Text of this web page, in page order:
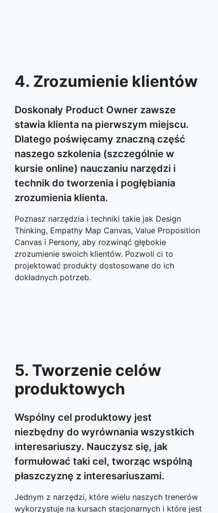
4. Zrozumienie klientów
Doskonały Product Owner zawsze
stawia klienta na pierwszym miejscu.
Dlatego poświęcamy znaczną część
naszego szkolenia (szczególnie w
kursie online) nauczaniu narzędzi i
technik do tworzenia i pogłębiania
zrozumienia klienta.
Poznasz narzędzia i techniki takie jak Design
Thinking, Empathy Map Canvas, Value Proposition
Canvas i Persony, aby rozwinąć głębokie
zrozumienie swoich klientów. Pozwoli ci to
projektować produkty dostosowane do ich
dokładnych potrzeb.
5. Tworzenie celów
produktowych
Wspólny cel produktowy jest
niezbędny do wyrównania wszystkich
interesariuszy. Nauczysz się, jak
formułować taki cel, tworząc wspólną
płaszczyznę z interesariuszami.
Jednym z narzędzi, które wielu naszych trenerów
wykorzystuje na kursach stacjonarnych i które jest